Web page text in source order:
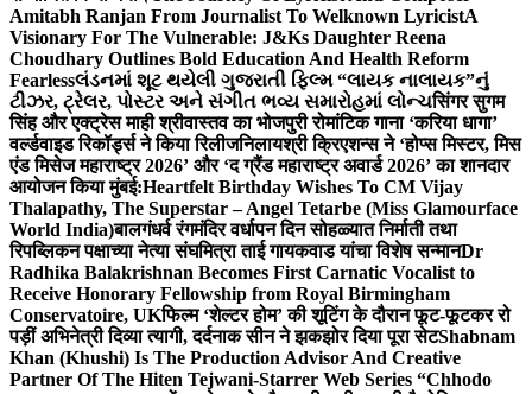
Amitabh Ranjan From Journalist To Welknown LyricistA
Visionary For The Vulnerable: J&Ks Daughter Reena
Choudhary Outlines Bold Education And Health Reform
Fearlessલંડનમાં શૂટ થયેલી ગુજરાતી ફિલ્મ “લાયક નાલાયક”નું
ટીઝર, ટ્રેલર, પોસ્ટર અને સંગીત ભવ્ય સમારોહમાં લોન્ચसिंगर सुगम
सिंह और एक्ट्रेस माही श्रीवास्तव का भोजपुरी रोमांटिक गाना ‘करिया धागा’
वर्ल्डवाइड रिकॉर्ड्स ने किया रिलीजनिलायश्री क्रिएशन्स ने ‘होप्स मिस्टर, मिस
एंड मिसेज महाराष्ट्र 2026’ और ‘द ग्रैंड महाराष्ट्र अवार्ड 2026’ का शानदार
आयोजन किया मुंबई:Heartfelt Birthday Wishes To CM Vijay
Thalapathy, The Superstar – Angel Tetarbe (Miss Glamourface
World India)बालगंधर्व रंगमंदिर वर्धापन दिन सोहळ्यात निर्माती तथा
रिपब्लिकन पक्षाच्या नेत्या संघमित्रा ताई गायकवाड यांचा विशेष सन्मानDr
Radhika Balakrishnan Becomes First Carnatic Vocalist to
Receive Honorary Fellowship from Royal Birmingham
Conservatoire, UKफिल्म ‘शेल्टर होम’ की शूटिंग के दौरान फूट-फूटकर रो
पड़ीं अभिनेत्री दिव्या त्यागी, दर्दनाक सीन ने झकझोर दिया पूरा सेटShabnam
Khan (Khushi) Is The Production Advisor And Creative
Partner Of The Hiten Tejwani-Starrer Web Series “Chhodo